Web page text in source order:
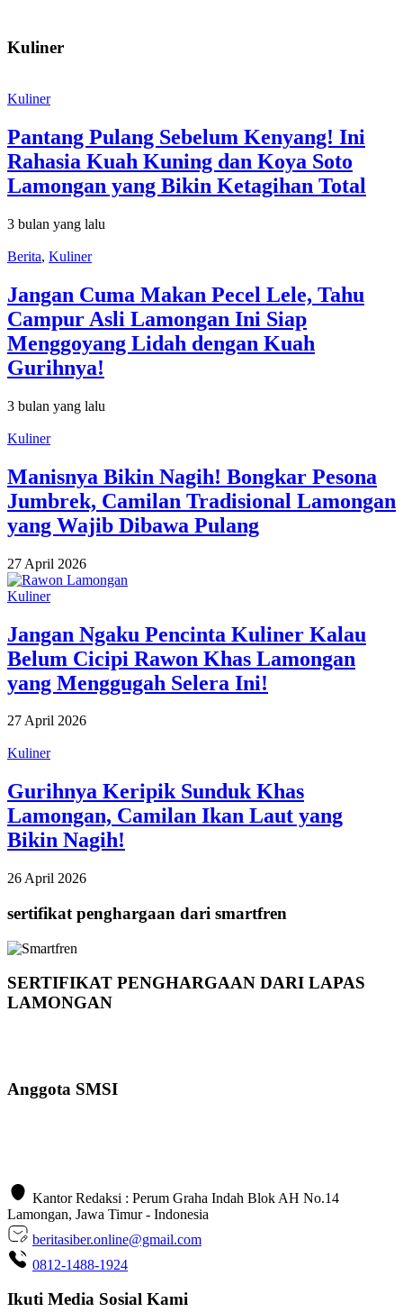
Kuliner
Kuliner
Pantang Pulang Sebelum Kenyang! Ini
Rahasia Kuah Kuning dan Koya Soto
Lamongan yang Bikin Ketagihan Total
3 bulan yang lalu
Berita, Kuliner
Jangan Cuma Makan Pecel Lele, Tahu
Campur Asli Lamongan Ini Siap
Menggoyang Lidah dengan Kuah
Gurihnya!
3 bulan yang lalu
Kuliner
Manisnya Bikin Nagih! Bongkar Pesona
Jumbrek, Camilan Tradisional Lamongan
yang Wajib Dibawa Pulang
27 April 2026
Kuliner
Jangan Ngaku Pencinta Kuliner Kalau
Belum Cicipi Rawon Khas Lamongan
yang Menggugah Selera Ini!
27 April 2026
Kuliner
Gurihnya Keripik Sunduk Khas
Lamongan, Camilan Ikan Laut yang
Bikin Nagih!
26 April 2026
sertifikat penghargaan dari smartfren
SERTIFIKAT PENGHARGAAN DARI LAPAS
LAMONGAN
Anggota SMSI
Kantor Redaksi : Perum Graha Indah Blok AH No.14
Lamongan, Jawa Timur - Indonesia
beritasiber.online@gmail.com
0812-1488-1924
Ikuti Media Sosial Kami